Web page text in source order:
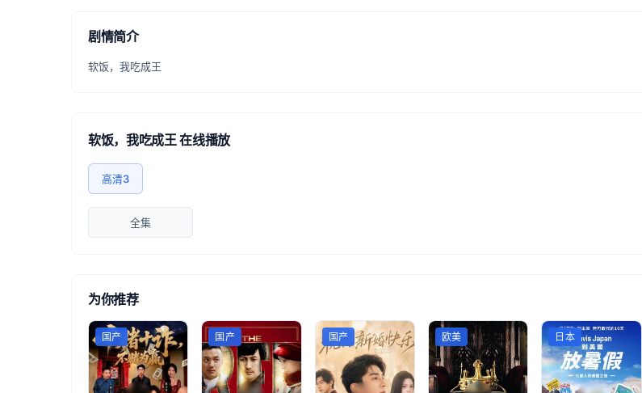
剧情简介
软饭，我吃成王
软饭，我吃成王 在线播放
高清3
全集
为你推荐
国产 国产 国产 欧美 日本